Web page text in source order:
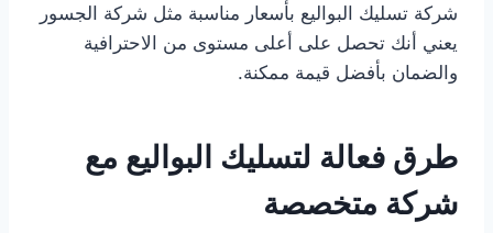
شركة تسليك البواليع بأسعار مناسبة مثل شركة الجسور
يعني أنك تحصل على أعلى مستوى من الاحترافية
والضمان بأفضل قيمة ممكنة.
طرق فعالة لتسليك البواليع مع
شركة متخصصة